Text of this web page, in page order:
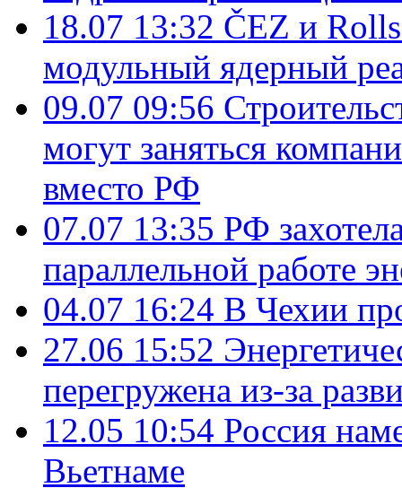
18.07 13:32 ČEZ и
модульный ядерный
09.07 09:56
могут заняться
вместо РФ
07.07 13:35 РФ
параллельной работе
04.07 16:24 В Чехии
27.06 15:52
перегружена из-за
12.05 10:54 Россия
Вьетнаме